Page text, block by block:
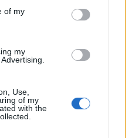
of my
my
Use,
of my
with the
održavanje Ajvatovice
je obnovljena 1990.
održana je u
učenjak koji se u 15.
današnjeg Prusca,
mjestu, 40 dana i
vodu na
Prema